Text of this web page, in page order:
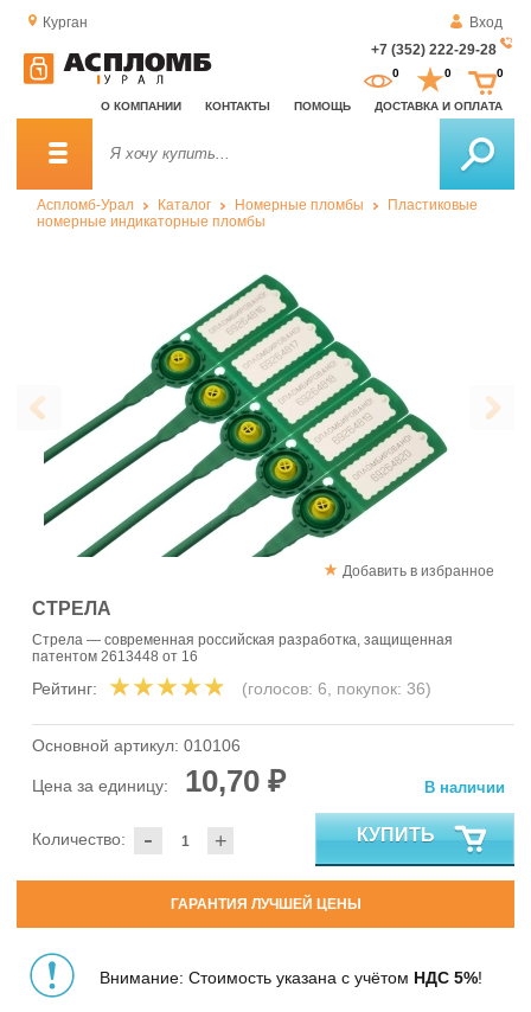
Курган
Вход
+7 (352) 222-29-28
О КОМПАНИИ КОНТАКТЫ ПОМОЩЬ ДОСТАВКА И ОПЛАТА
0 0 0
Аспломб-Урал Каталог Номерные пломбы
Пластиковые
номерные индикаторные пломбы
Добавить в избранное
СТРЕЛА
Стрела — современная российская разработка, защищенная
патентом 2613448 от 16
Рейтинг: (голосов: 6, покупок: 36)
Основной артикул: 010106
Цена за единицу: 10,70 ₽
- +
Количество:
В наличии
КУПИТЬ
ГАРАНТИЯ ЛУЧШЕЙ ЦЕНЫ
Внимание: Стоимость указана с учётом НДС 5%!